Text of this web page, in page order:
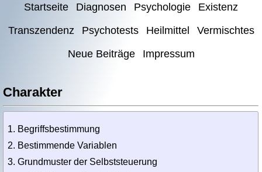
Startseite Diagnosen Psychologie
Existenz
Transzendenz
Psychotests Heilmittel
Vermischtes
Neue Beiträge
Impressum
Charakter
Begriffsbestimmung
Bestimmende Variablen
Grundmuster der Selbststeuerung